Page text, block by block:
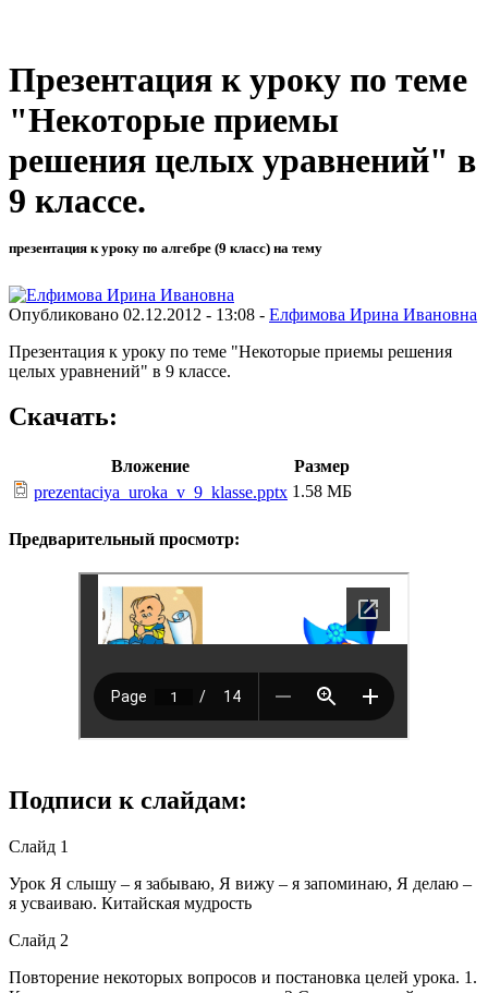
Презентация к уроку по теме
"Некоторые приемы
решения целых уравнений" в
9 классе.
презентация к уроку по алгебре (9 класс) на тему
Опубликовано 02.12.2012 - 13:08 - Елфимова Ирина Ивановна
Презентация к уроку по теме "Некоторые приемы решения
целых уравнений" в 9 классе.
Скачать:
Вложение
Размер
prezentaciya_uroka_v_9_klasse.pptx 1.58 МБ
Предварительный просмотр:
Подписи к слайдам:
Слайд 1
Урок Я слышу – я забываю, Я вижу – я запоминаю, Я делаю –
я усваиваю. Китайская мудрость
Слайд 2
Повторение некоторых вопросов и постановка целей урока. 1.